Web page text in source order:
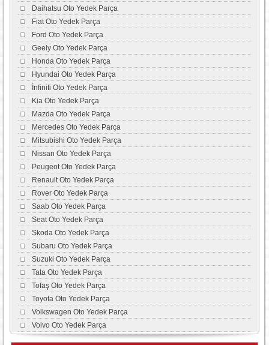
Daihatsu Oto Yedek Parça
Fiat Oto Yedek Parça
Ford Oto Yedek Parça
Geely Oto Yedek Parça
Honda Oto Yedek Parça
Hyundai Oto Yedek Parça
İnfiniti Oto Yedek Parça
Kia Oto Yedek Parça
Mazda Oto Yedek Parça
Mercedes Oto Yedek Parça
Mitsubishi Oto Yedek Parça
Nissan Oto Yedek Parça
Peugeot Oto Yedek Parça
Renault Oto Yedek Parça
Rover Oto Yedek Parça
Saab Oto Yedek Parça
Seat Oto Yedek Parça
Skoda Oto Yedek Parça
Subaru Oto Yedek Parça
Suzuki Oto Yedek Parça
Tata Oto Yedek Parça
Tofaş Oto Yedek Parça
Toyota Oto Yedek Parça
Volkswagen Oto Yedek Parça
Volvo Oto Yedek Parça